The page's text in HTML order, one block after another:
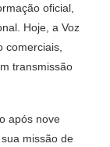
oficial,
Hoje, a Voz
comerciais,
transmissão
após nove
missão de